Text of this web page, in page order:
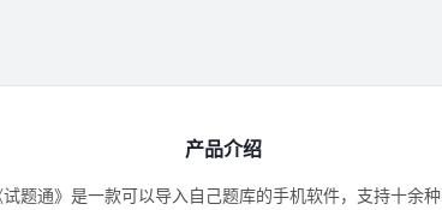
产品介绍
试题通》是一款可以导入自己题库的手机软件，支持十余